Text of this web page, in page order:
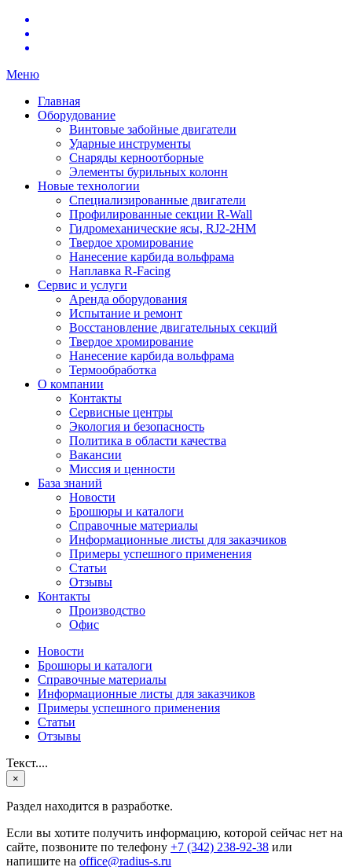
Меню
Главная
Оборудование
Винтовые забойные двигатели
Ударные инструменты
Снаряды керноотборные
Элементы бурильных колонн
Новые технологии
Специализированные двигатели
Профилированные секции R-Wall
Гидромеханические ясы, RJ2-2HM
Твердое хромирование
Нанесение карбида вольфрама
Наплавка R-Facing
Сервис и услуги
Аренда оборудования
Испытание и ремонт
Восстановление двигательных секций
Твердое хромирование
Нанесение карбида вольфрама
Термообработка
О компании
Контакты
Сервисные центры
Экология и безопасность
Политика в области качества
Вакансии
Миссия и ценности
База знаний
Новости
Брошюры и каталоги
Справочные материалы
Информационные листы для заказчиков
Примеры успешного применения
Статьи
Отзывы
Контакты
Производство
Офис
Новости
Брошюры и каталоги
Справочные материалы
Информационные листы для заказчиков
Примеры успешного применения
Статьи
Отзывы
Текст....
×
Раздел находится в разработке.
Если вы хотите получить информацию, которой сейчас нет на
сайте, позвоните по телефону +7 (342) 238-92-38 или
напишите на office@radius-s.ru